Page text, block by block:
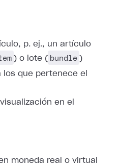
p. ej., un artículo
) o lote ( bundle )
los que pertenece el
en el
moneda real o virtual